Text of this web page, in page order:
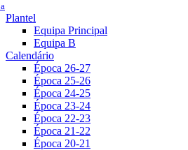
Plantel
Equipa Principal
Equipa B
Calendário
Época 26-27
Época 25-26
Época 24-25
Época 23-24
Época 22-23
Época 21-22
Época 20-21